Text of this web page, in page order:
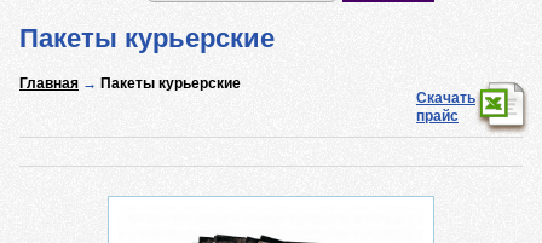
Скачать
прайс
Пакеты курьерские
Главная → Пакеты курьерские